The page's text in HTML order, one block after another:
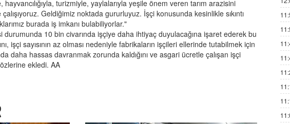
turizmiyle, yaylalarıyla yeşile önem veren tarım arazisini
Geldiğimiz noktada gururluyuz. İşçi konusunda kesinlikle sıkıntı
burada iş imkanı bulabiliyorlar."
durumunda 10 bin civarında işçiye daha ihtiyaç duyulacağına işaret ederek bu
işçi sayısının az olması nedeniyle fabrikaların işçileri ellerinde tutabilmek için
daha hassas davranmak zorunda kaldığını ve asgari ücretle çalışan işçi
ekledi. AA